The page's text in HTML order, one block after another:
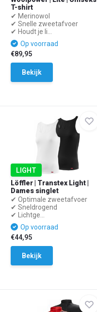
T-shirt
✔ Merinowol
✔ Snelle zweetafvoer
✔ Houdt je li...
Op voorraad
€89,95
Bekijk
LIGHT
Löffler | Transtex Light |
Dames singlet
✔ Optimale zweetafvoer
✔ Sneldrogend
✔ Lichtge...
Op voorraad
€44,95
Bekijk